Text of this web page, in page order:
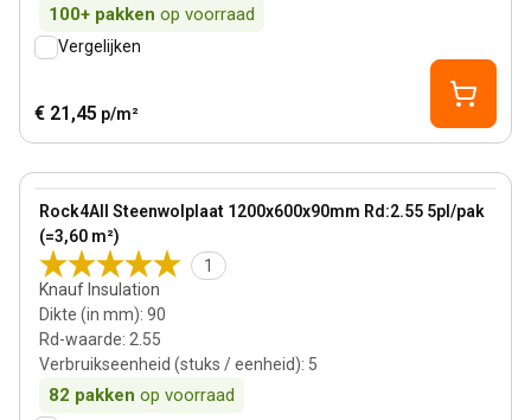
100+ pakken op voorraad
Vergelijken
€ 21,45 p/m²
Rock4All Steenwolplaat 1200x600x90mm Rd:2.55 5pl/pak
(=3,60 m²)
1
Knauf Insulation
Dikte (in mm): 90
Rd-waarde: 2.55
Verbruikseenheid (stuks / eenheid): 5
82 pakken op voorraad
View product